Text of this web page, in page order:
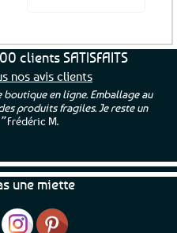
clients SATISFAITS
nos avis clients
en ligne. Emballage au
produits fragiles. Je reste un
Frédéric M.
une miette